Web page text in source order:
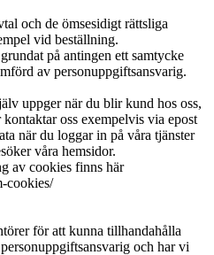
och de ömsesidigt rättsliga
vid beställning.
på antingen ett samtycke
av personuppgiftsansvarig.
uppger när du blir kund hos oss,
oss exempelvis via epost
när du loggar in på våra tjänster
våra hemsidor.
av cookies finns här
cookies/
för att kunna tillhandahålla
och har vi